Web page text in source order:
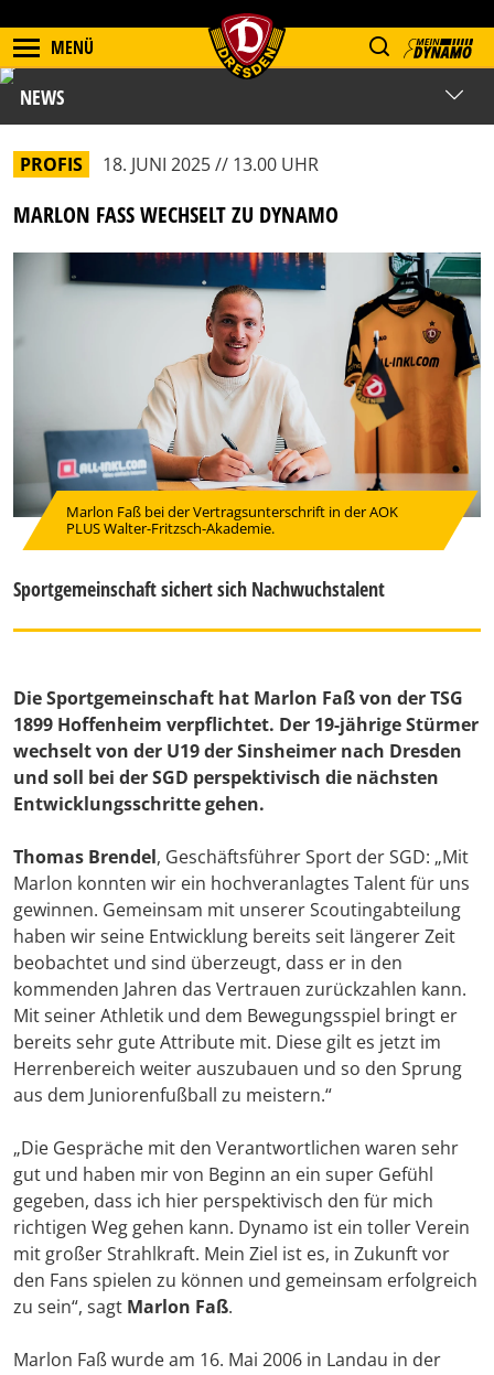
MENÜ
NEWS
PROFIS 18. JUNI 2025 // 13.00 UHR
MARLON FASS WECHSELT ZU DYNAMO
Marlon Faß bei der Vertragsunterschrift in der AOK
PLUS Walter-Fritzsch-Akademie.
Sportgemeinschaft sichert sich Nachwuchstalent
Die Sportgemeinschaft hat Marlon Faß von der TSG
1899 Hoffenheim verpflichtet. Der 19-jährige Stürmer
wechselt von der U19 der Sinsheimer nach Dresden
und soll bei der SGD perspektivisch die nächsten
Entwicklungsschritte gehen.
Thomas Brendel, Geschäftsführer Sport der SGD: „Mit
Marlon konnten wir ein hochveranlagtes Talent für uns
gewinnen. Gemeinsam mit unserer Scoutingabteilung
haben wir seine Entwicklung bereits seit längerer Zeit
beobachtet und sind überzeugt, dass er in den
kommenden Jahren das Vertrauen zurückzahlen kann.
Mit seiner Athletik und dem Bewegungsspiel bringt er
bereits sehr gute Attribute mit. Diese gilt es jetzt im
Herrenbereich weiter auszubauen und so den Sprung
aus dem Juniorenfußball zu meistern.“
„Die Gespräche mit den Verantwortlichen waren sehr
gut und haben mir von Beginn an ein super Gefühl
gegeben, dass ich hier perspektivisch den für mich
richtigen Weg gehen kann. Dynamo ist ein toller Verein
mit großer Strahlkraft. Mein Ziel ist es, in Zukunft vor
den Fans spielen zu können und gemeinsam erfolgreich
zu sein“, sagt Marlon Faß.
Marlon Faß wurde am 16. Mai 2006 in Landau in der